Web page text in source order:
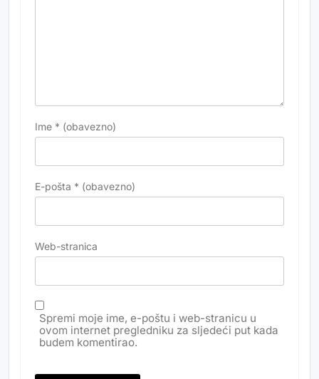
Ime * (obavezno)
E-pošta * (obavezno)
Web-stranica
Spremi moje ime, e-poštu i web-stranicu u
ovom internet pregledniku za sljedeći put kada
budem komentirao.